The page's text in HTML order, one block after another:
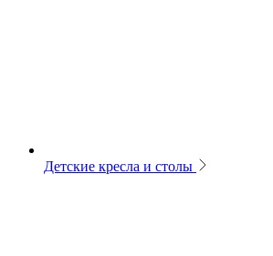
Детские кресла и столы